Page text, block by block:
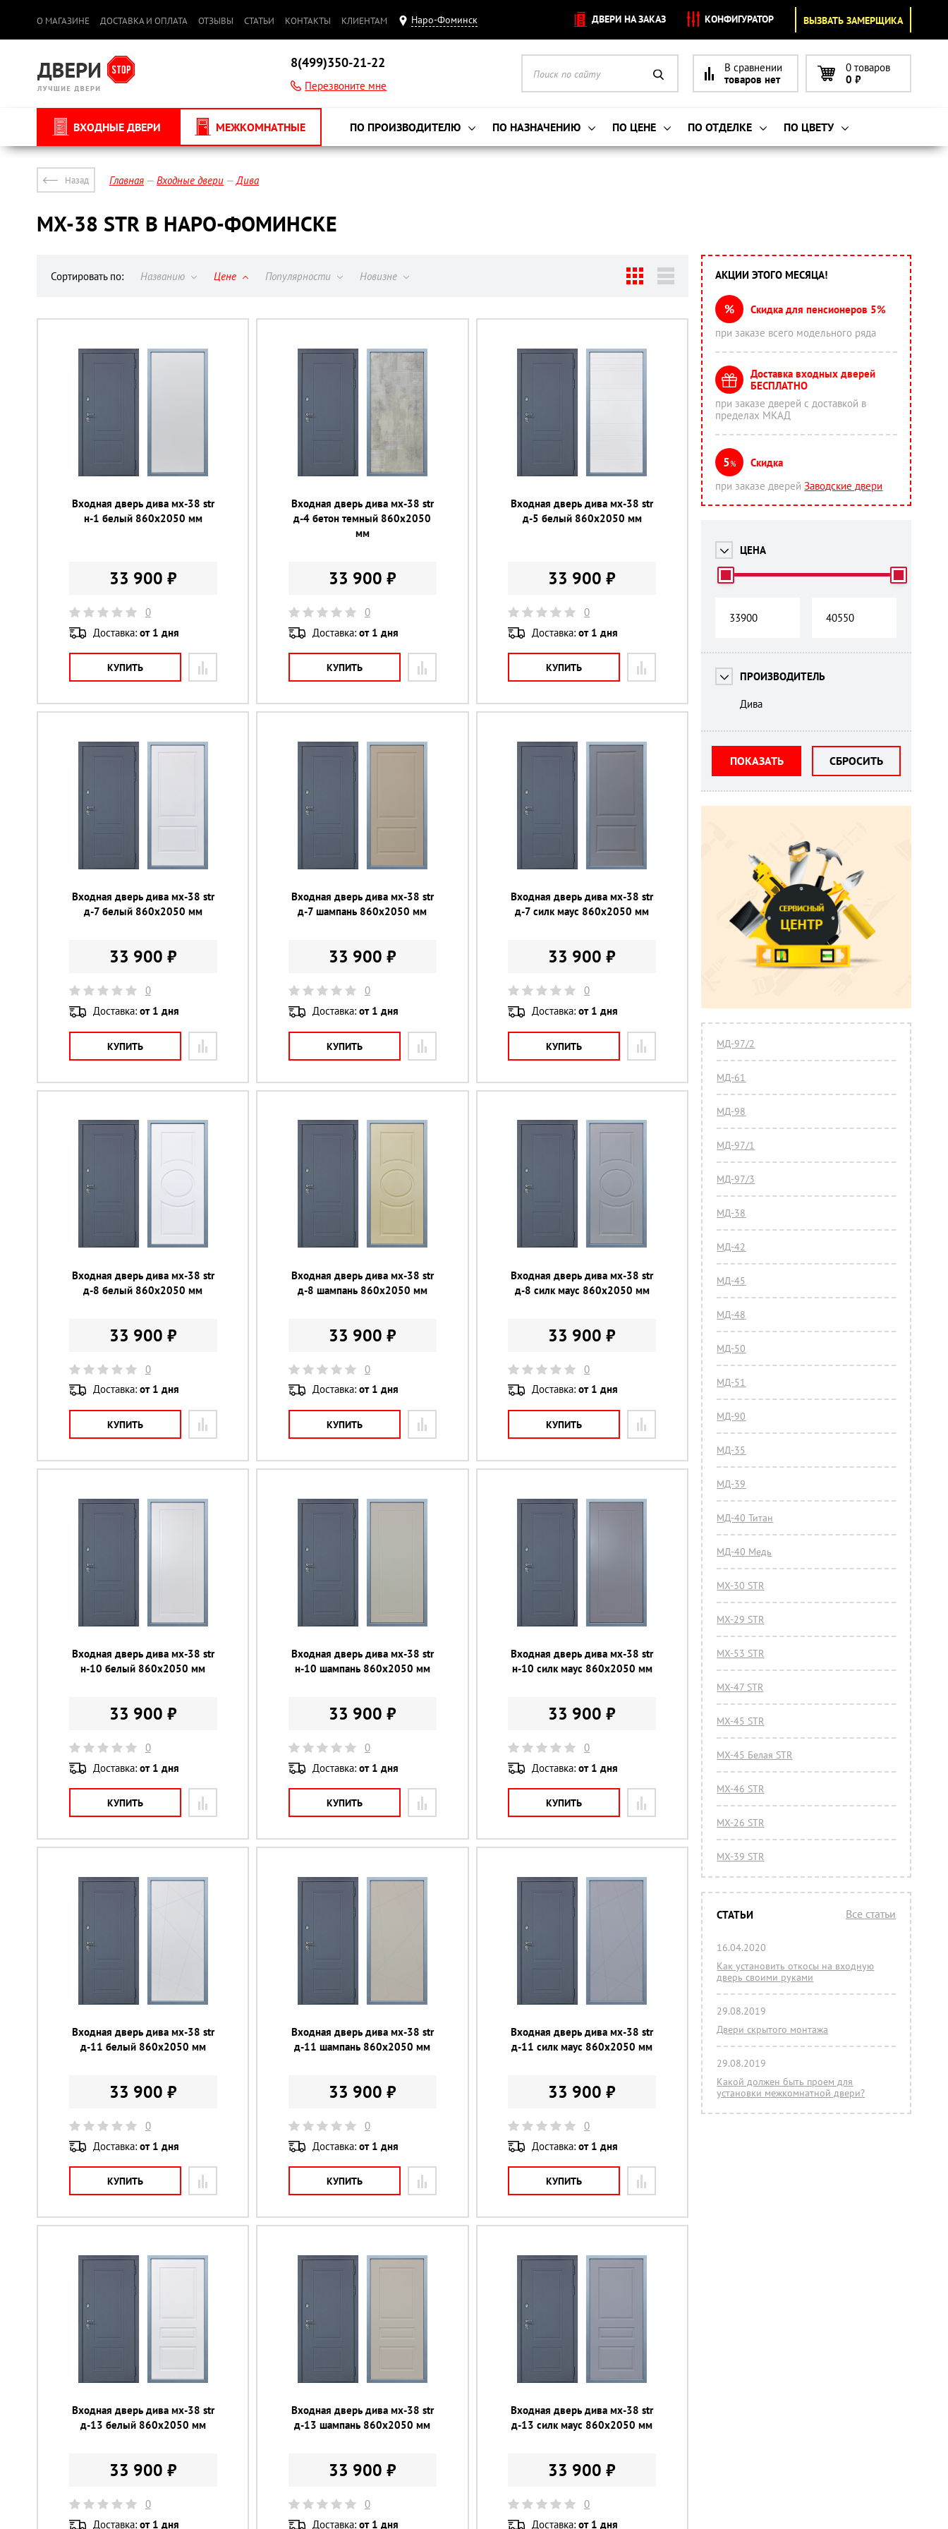
О МАГАЗИНЕ ДОСТАВКА И ОПЛАТА ОТЗЫВЫ СТАТЬИ КОНТАКТЫ КЛИЕНТАМ Наро-Фоминск ДВЕРИ НА ЗАКАЗ КОНФИГУРАТОР ВЫЗВАТЬ ЗАМЕРЩИКА
8(499)350-21-22
Перезвоните мне
В сравнении
товаров нет
0 товаров
0 ₽
ВХОДНЫЕ ДВЕРИ ПО ПРОИЗВОДИТЕЛЮ ПО НАЗНАЧЕНИЮ ПО ЦЕНЕ ПО ОТДЕЛКЕ ПО ЦВЕТУ
МЕЖКОМНАТНЫЕ
Назад Главная Входные двери Дива
МХ-38 STR В НАРО-ФОМИНСКЕ
Сортировать по: Названию Цене Популярности Новизне
Входная дверь дива мх-38 str
н-1 белый 860х2050 мм
33 900 ₽
0
Доставка: от 1 дня
КУПИТЬ
Входная дверь дива мх-38 str
д-4 бетон темный 860х2050
мм
33 900 ₽
0
Доставка: от 1 дня
КУПИТЬ
Входная дверь дива мх-38 str
д-5 белый 860х2050 мм
33 900 ₽
0
Доставка:от 1 дня
КУПИТЬ
Входная дверь дива мх-38 str
д-7 белый 860х2050 мм
33 900 ₽
0
Доставка: от 1 дня
КУПИТЬ
Входная дверь дива мх-38 str
д-7 шампань 860х2050 мм
33 900 ₽
0
Доставка: от 1 дня
КУПИТЬ
Входная дверь дива мх-38 str
д-7 силк маус 860х2050 мм
33 900 ₽
0
Доставка:от 1 дня
КУПИТЬ
Входная дверь дива мх-38 str
д-8 белый 860х2050 мм
33 900 ₽
0
Доставка: от 1 дня
КУПИТЬ
Входная дверь дива мх-38 str
д-8 шампань 860х2050 мм
33 900 ₽
0
Доставка: от 1 дня
КУПИТЬ
Входная дверь дива мх-38 str
д-8 силк маус 860х2050 мм
33 900 ₽
0
Доставка:от 1 дня
КУПИТЬ
Входная дверь дива мх-38 str
н-10 белый 860х2050 мм
33 900 ₽
0
Доставка: от 1 дня
КУПИТЬ
Входная дверь дива мх-38 str
н-10 шампань 860х2050 мм
33 900 ₽
0
Доставка: от 1 дня
КУПИТЬ
Входная дверь дива мх-38 str
н-10 силк маус 860х2050 мм
33 900 ₽
0
Доставка:от 1 дня
КУПИТЬ
Входная дверь дива мх-38 str
д-11 белый 860х2050 мм
33 900 ₽
0
Доставка: от 1 дня
КУПИТЬ
Входная дверь дива мх-38 str
д-11 шампань 860х2050 мм
33 900 ₽
0
Доставка: от 1 дня
КУПИТЬ
Входная дверь дива мх-38 str
д-11 силк маус 860х2050 мм
33 900 ₽
0
Доставка:от 1 дня
КУПИТЬ
Входная дверь дива мх-38 str
д-13 белый 860х2050 мм
33 900 ₽
0
Доставка: от 1 дня
Входная дверь дива мх-38 str
д-13 шампань 860х2050 мм
33 900 ₽
0
Доставка: от 1 дня
Входная дверь дива мх-38 str
д-13 силк маус 860х2050 мм
33 900 ₽
0
Доставка:от 1 дня
АКЦИИ ЭТОГО МЕСЯЦА!
%
Скидка для пенсионеров 5%
при заказе всего модельного ряда
Доставка входных дверей
БЕСПЛАТНО
при заказе дверей с доставкой в
пределах МКАД
5%
Скидка
при заказе дверейЗаводские двери
ЦЕНА
ПРОИЗВОДИТЕЛЬ
Дива
ПОКАЗАТЬ СБРОСИТЬ
МД-97/2
МД-61
МД-98
МД-97/1
МД-97/3
МД-38
МД-42
МД-45
МД-48
МД-50
МД-51
МД-90
МД-35
МД-39
МД-40 Титан
МД-40 Медь
МХ-30 STR
МХ-29 STR
МХ-53 STR
МХ-47 STR
МХ-45 STR
МХ-45 Белая STR
МХ-46 STR
МХ-26 STR
МХ-39 STR
СТАТЬИ Все статьи
16.04.2020
Как установить откосы на входную
дверь своими руками
29.08.2019
Двери скрытого монтажа
29.08.2019
Какой должен быть проем для
установки межкомнатной двери?